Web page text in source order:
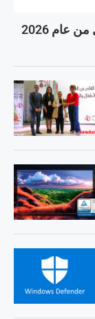
عام 2026